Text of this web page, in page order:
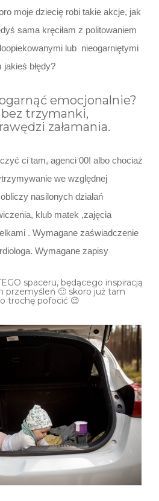
moje dziecię robi takie akcje, jak
sama kręciłam z politowaniem
lub nieogarniętymi
jakieś błędy?
emocjonalnie?
trzymanki,
załamania.
ci tam, agenci 00! albo chociaż
we względnej
nasilonych działań
klub matek ,zajęcia
. Wymagane zaświadczenie
Wymagane zapisy
spaceru, będącego inspiracją
przemyśleń 🙂 skoro już tam
trochę pofocić 😉